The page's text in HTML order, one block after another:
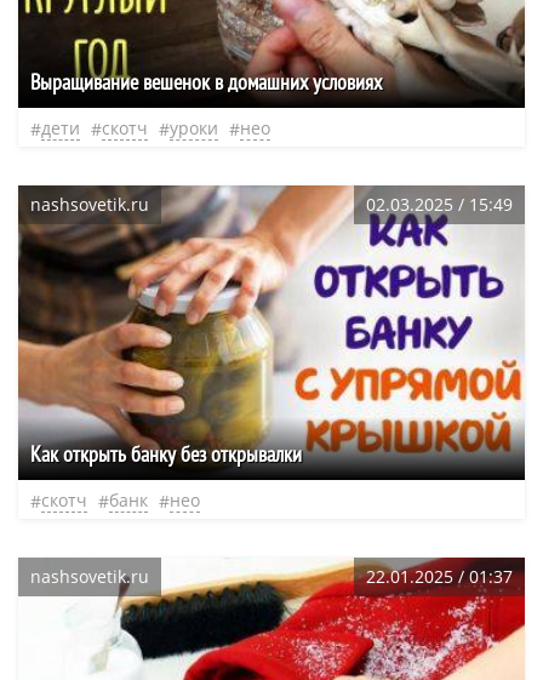
Выращивание вешенок в домашних условиях
дети скотч уроки нео
nashsovetik.ru 02.03.2025 / 15:49
Как открыть банку без открывалки
скотч банк нео
nashsovetik.ru 22.01.2025 / 01:37